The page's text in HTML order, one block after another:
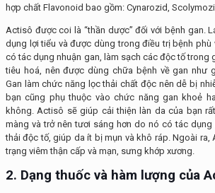
hợp chất Flavonoid bao gồm: Cynarozid,
Actisô được coi là “thần dược” đối với bệnh gan.
dụng lợi tiểu và được dùng trong điều trị bệnh phù
có tác dụng nhuận gan, làm sạch các độc tố trong
tiêu hoá, nên được dùng chữa bệnh về gan như
Gan làm chức năng lọc thải chất độc nên dễ bị
bạn cũng phụ thuộc vào chức năng gan khoẻ
không. Actisô sẽ giúp cải thiện làn da của bạn
màng và trở nên tươi sáng hơn do nó có tác dụng
thải độc tố, giúp da ít bị mụn và khô ráp. Ngoài ra,
trạng viêm thận cấp và mạn, sưng khớp xương.
2. Dạng thuốc và hàm lượng của